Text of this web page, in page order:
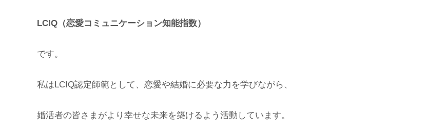
LCIQ（恋愛コミュニケーション知能指数）
です。
私はLCIQ認定師範として、恋愛や結婚に必要な力を学びながら、
婚活者の皆さまがより幸せな未来を築けるよう活動しています。